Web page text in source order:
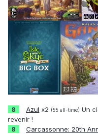
8 Azul x2 (55 all-time) Un
revenir !
8
Carcassonne: 20th